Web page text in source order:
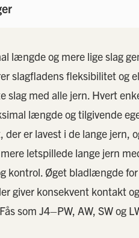
længde og mere lige slag
slagfladens fleksibilitet og
slag med alle jern. Hvert
længde og tilgivende
er lavest i de lange jern,
letspillede lange jern
kontrol. Øget bladlængde
giver konsekvent kontakt
som J4–PW, AW, SW og